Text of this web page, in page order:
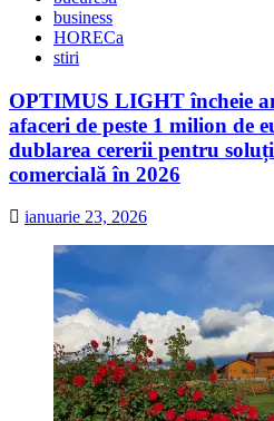
business
HORECa
stiri
OPTIMUS LIGHT încheie
afaceri de peste 1 milion de
dublarea cererii pentru
comercială în 2026
ianuarie 23, 2026